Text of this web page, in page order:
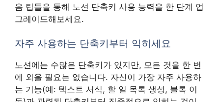
음 팁들을 통해 노션 단축키 사용 능력을 한 단계 업
그레이드해보세요.
자주 사용하는 단축키부터 익히세요
노션에는 수많은 단축키가 있지만, 모든 것을 한 번
에 외울 필요는 없습니다. 자신이 가장 자주 사용하
는 기능(예: 텍스트 서식, 할 일 목록 생성, 블록 이